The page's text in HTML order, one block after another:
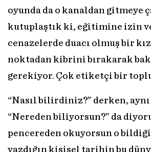
oyunda da o kanaldan gitmeye
kutuplaştık ki, eğitimine izin
cenazelerde duacı olmuş bir
noktadan kibrini bırakarak
gerekiyor. Çok etiketçi bir
“Nasıl bilirdiniz?” derken,
“Nereden biliyorsun?” da
pencereden okuyorsun o
yazdığın kişisel tarihin bu